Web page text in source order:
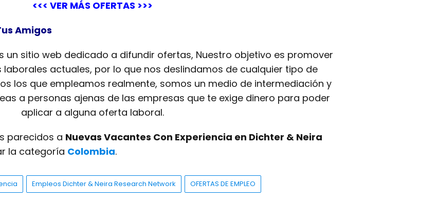
<<< VER MÁS OFERTAS >>>
Amigos
un sitio web dedicado a difundir ofertas, Nuestro objetivo es promover
actuales, por lo que nos deslindamos de cualquier tipo de
los que empleamos realmente, somos un medio de intermediación y
a personas ajenas de las empresas que te exige dinero para poder
aplicar a alguna oferta laboral.
parecidos a Nuevas Vacantes Con Experiencia en Dichter & Neira
la categoría Colombia.
Empleos Dichter & Neira Research Network OFERTAS DE EMPLEO